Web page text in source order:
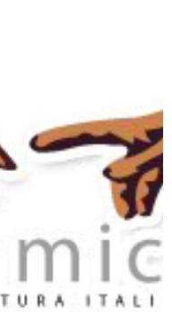
Cultura
Amica